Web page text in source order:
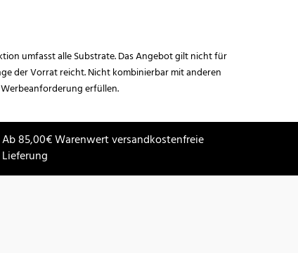
umfasst alle Substrate. Das Angebot gilt nicht für
der Vorrat reicht. Nicht kombinierbar mit anderen
erfüllen.
Ab 85,00€ Warenwert versandkostenfreie
Lieferung